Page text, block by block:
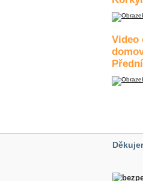
Video